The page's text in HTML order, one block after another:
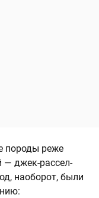
породы реже
— джек-рассел-
наоборот, были